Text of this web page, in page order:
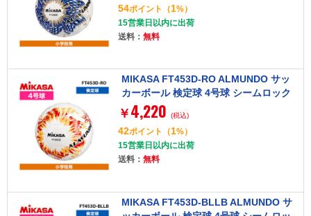
54ポイント （1%）
15営業日以内に出荷
送料： 無料
MIKASA FT453D-RO ALMUNDO サッ
カーボール 検定球 4号球 シームロック
￥ 4,220 (税込)
42ポイント （1%）
15営業日以内に出荷
送料： 無料
MIKASA FT453D-BLLB ALMUNDO サ